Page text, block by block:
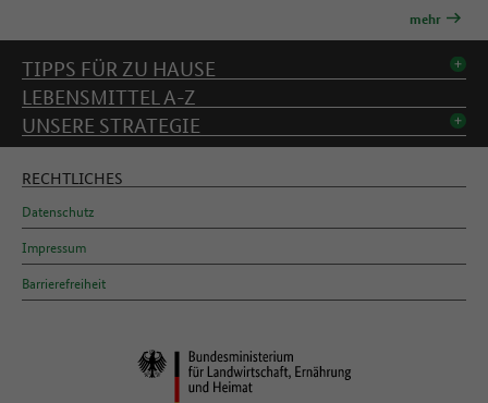
mehr
Inhaltsverzeichnis
TIPPS FÜR ZU HAUSE
LEBENSMITTEL A-Z
UNSERE STRATEGIE
RECHTLICHES
Datenschutz
Impressum
Barrierefreiheit